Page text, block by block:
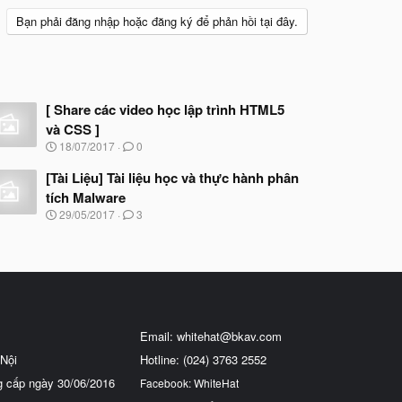
Bạn phải đăng nhập hoặc đăng ký để phản hồi tại đây.
[ Share các video học lập trình HTML5
và CSS ]
N
à
y
b
ắ
u
18/07/2017 0
[Tài Liệu] Tài liệu học và thực hành phân
tích Malware
N
b
29/05/2017 3
cấp ngày 30/06/2016
Email: whitehat@bkav.com
Hotline: (024) 3763 2552
Facebook: WhiteHat